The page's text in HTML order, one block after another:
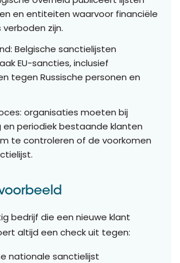
en entiteiten waarvoor financiële
zijn.
Belgische sanctielijsten
EU-sancties, inclusief
tegen Russische personen en
organisaties moeten bij
en periodiek bestaande klanten
te controleren of de voorkomen
bedrijf die een nieuwe klant
altijd een check uit tegen:
nationale sanctielijst